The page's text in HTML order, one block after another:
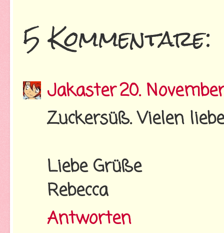
5 Kommentare:
Jakaster20.
Zuckersüß. Vielen
Liebe Grüße
Rebecca
Antworten